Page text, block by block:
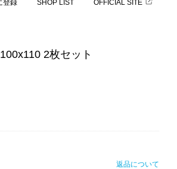
登録 SHOP LIST OFFICIAL SITE
2枚セット
返品について